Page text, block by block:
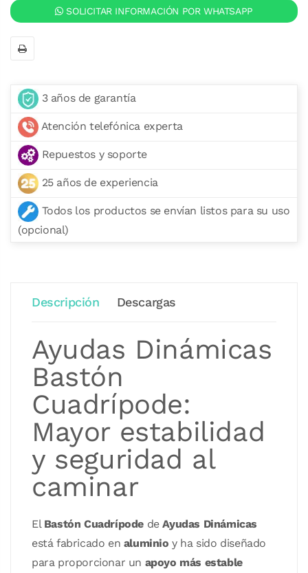
SOLICITAR INFORMACIÓN POR WHATSAPP
3 años de garantía
Atención telefónica experta
Repuestos y soporte
25 años de experiencia
Todos los productos se envían listos para su uso
(opcional)
Descripción Descargas
Ayudas Dinámicas
Bastón
Cuadrípode:
Mayor estabilidad
y seguridad al
caminar
El Bastón Cuadrípode deAyudas Dinámicas
está fabricado en aluminio y ha sido diseñado
para proporcionar un apoyo más estable